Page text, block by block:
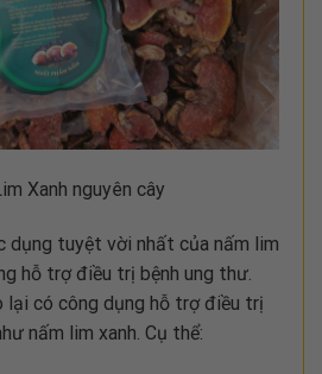
Xanh nguyên cây
dụng tuyệt vời nhất của nấm lim
hỗ trợ điều trị bệnh ung thư.
lại có công dụng hỗ trợ điều trị
nấm lim xanh. Cụ thể: